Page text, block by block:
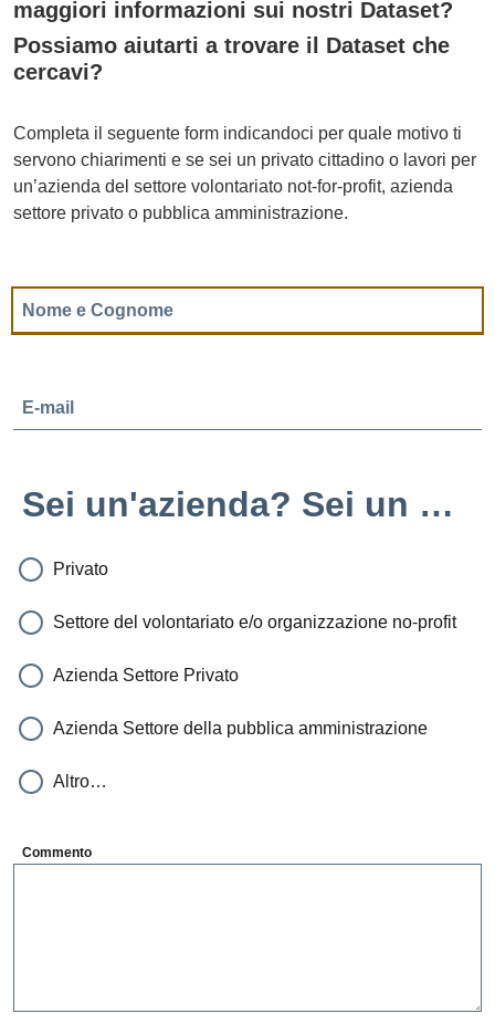
maggiori informazioni sui nostri Dataset?
Possiamo aiutarti a trovare il Dataset che
cercavi?
Completa il seguente form indicandoci per quale motivo ti
servono chiarimenti e se sei un privato cittadino o lavori per
un’azienda del settore volontariato not-for-profit, azienda
settore privato o pubblica amministrazione.
Nome e Cognome
E-mail
Sei un'azienda? Sei un
Privato
Settore del volontariato e/o organizzazione no-profit
Azienda Settore Privato
Azienda Settore della pubblica amministrazione
Altro…
Commento